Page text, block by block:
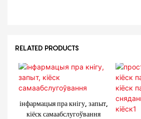
RELATED PRODUCTS
інфармацыя пра кнігу, запыт,
кіёск самаабслугоўвання